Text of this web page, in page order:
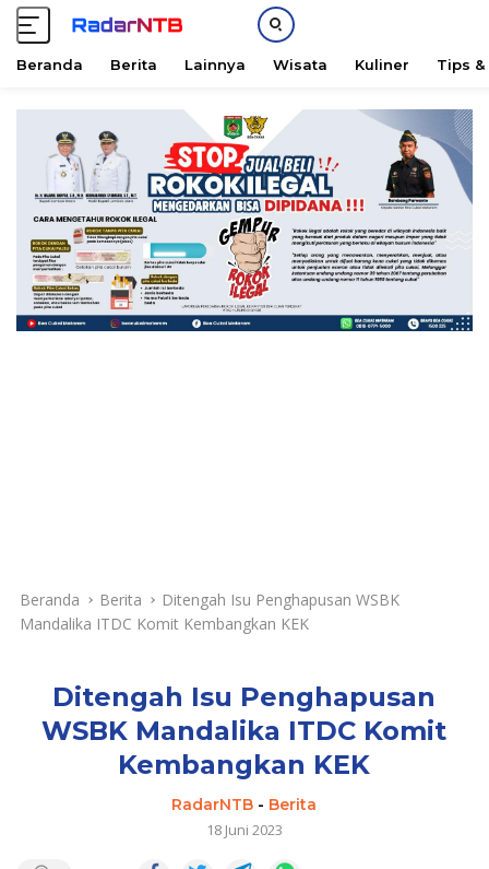
Beranda Berita Lainnya Wisata Kuliner Tips &
Beranda Berita
Ditengah Isu Penghapusan WSBK
Mandalika ITDC Komit Kembangkan KEK
Ditengah Isu Penghapusan
WSBK Mandalika ITDC Komit
Kembangkan KEK
RadarNTB - Berita
18 Juni 2023